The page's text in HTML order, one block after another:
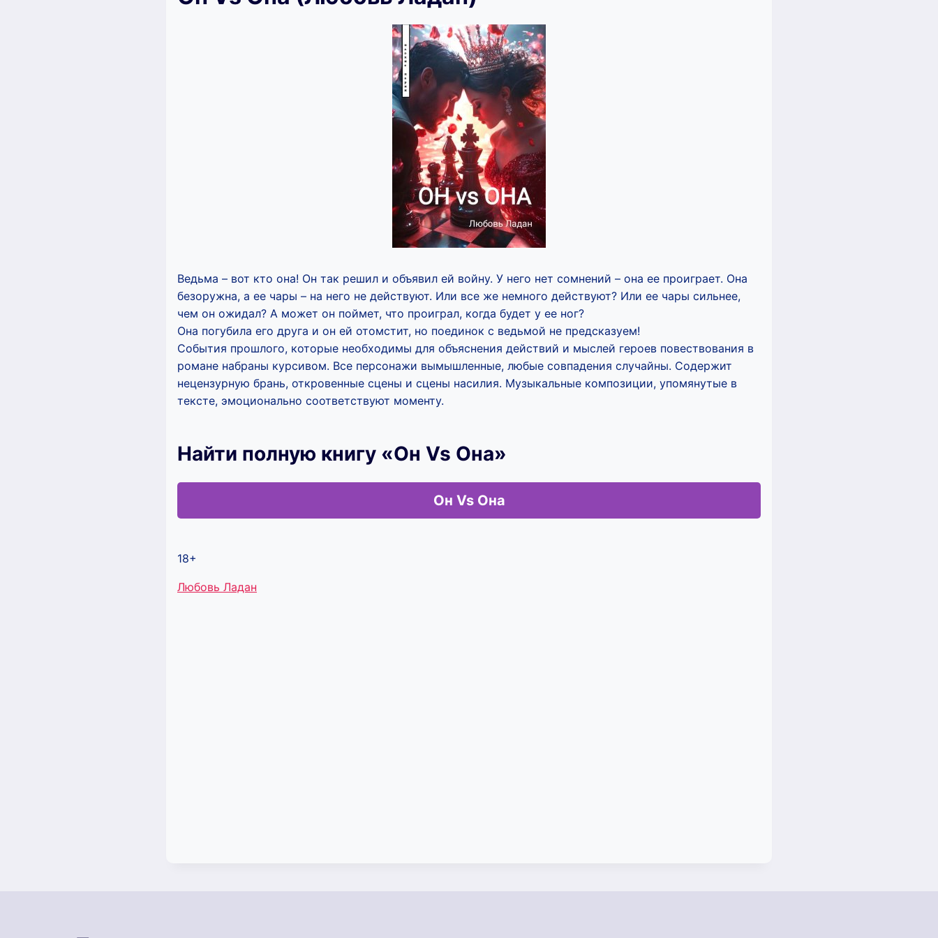
Ведьма – вот кто она! Он так решил и объявил ей войну. У него нет сомнений – она ее проиграет. Она
безоружна, а ее чары – на него не действуют. Или все же немного действуют? Или ее чары сильнее,
чем он ожидал? А может он поймет, что проиграл, когда будет у ее ног?
Она погубила его друга и он ей отомстит, но поединок с ведьмой не предсказуем!
События прошлого, которые необходимы для объяснения действий и мыслей героев повествования в
романе набраны курсивом. Все персонажи вымышленные, любые совпадения случайны. Содержит
нецензурную брань, откровенные сцены и сцены насилия. Музыкальные композиции, упомянутые в
тексте, эмоционально соответствуют моменту.
Найти полную книгу «Он Vs Она»
Он Vs Она
18+
Метки
Любовь Ладан